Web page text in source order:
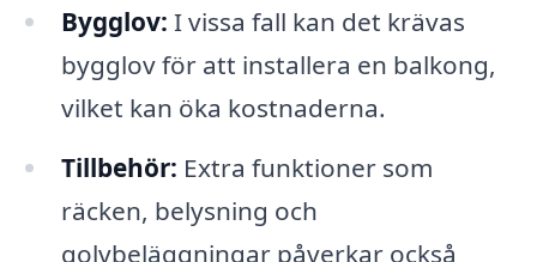
Bygglov: I vissa fall kan det krävas
bygglov för att installera en balkong,
vilket kan öka kostnaderna.
Tillbehör: Extra funktioner som
räcken, belysning och
golvbeläggningar påverkar också